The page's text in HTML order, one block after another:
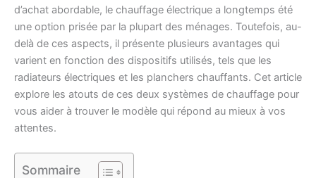
d’achat abordable, le chauffage électrique a longtemps été
une option prisée par la plupart des ménages. Toutefois, au-
delà de ces aspects, il présente plusieurs avantages qui
varient en fonction des dispositifs utilisés, tels que les
radiateurs électriques et les planchers chauffants. Cet article
explore les atouts de ces deux systèmes de chauffage pour
vous aider à trouver le modèle qui répond au mieux à vos
attentes.
Sommaire